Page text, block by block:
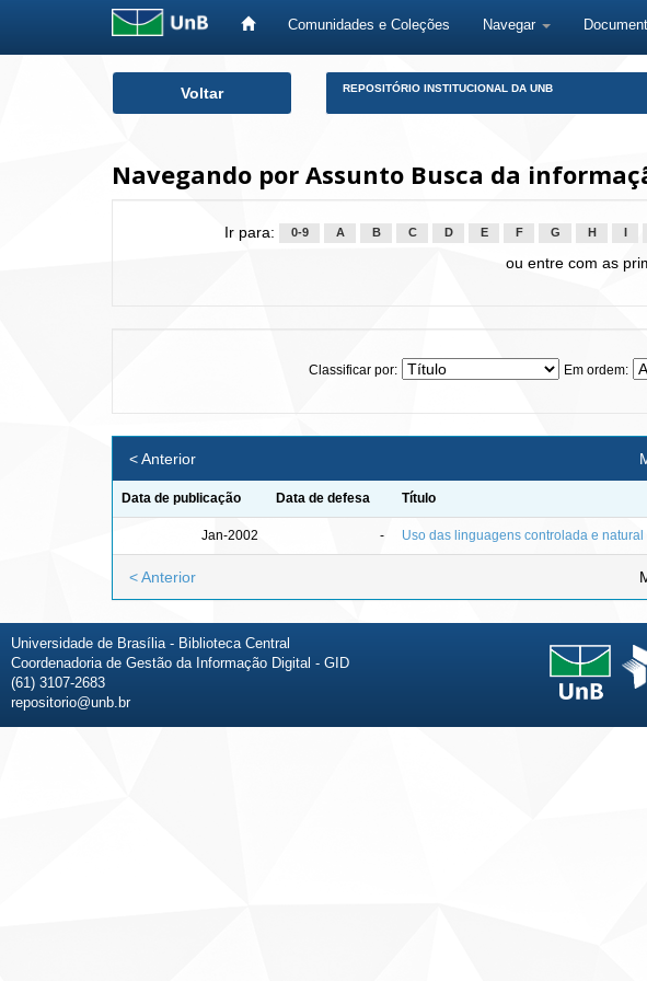
Comunidades e Coleções Navegar
Voltar REPOSITÓRIO INSTITUCIONAL DA UNB
Navegando por Assunto Busca da
Ir para: 0-9 A B C D E F G H
ou entre com as
Classificar por: Em ordem:
< Anterior
Data de publicação Data de defesa Título
Jan-2002 - Uso das linguagens controlada e
< Anterior
Universidade de Brasília - Biblioteca Central
Coordenadoria de Gestão da Informação Digital - GID
(61) 3107-2683
repositorio@unb.br